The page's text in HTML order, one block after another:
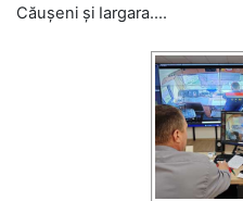
Căușeni și Iargara....